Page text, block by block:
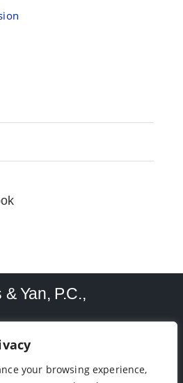
your browsing experience,
& Yan, P.C.,
(713)-779-4416
Houston, TX 77036